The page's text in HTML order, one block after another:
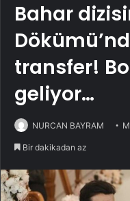
Bahar
transfer!
geliyor…
NURCAN BAYRAM
Bir dakikadan az